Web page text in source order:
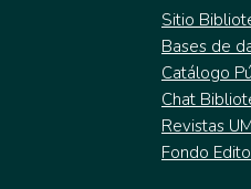
Sitio
Bases de
Catálogo
Chat
Revistas
Fondo